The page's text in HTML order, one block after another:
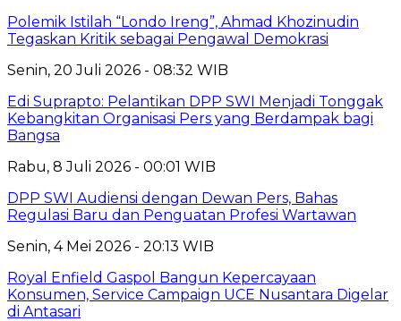
Polemik Istilah “Londo Ireng”, Ahmad Khozinudin
Tegaskan Kritik sebagai Pengawal Demokrasi
Senin, 20 Juli 2026 - 08:32 WIB
Edi Suprapto: Pelantikan DPP SWI Menjadi Tonggak
Kebangkitan Organisasi Pers yang Berdampak bagi
Bangsa
Rabu, 8 Juli 2026 - 00:01 WIB
DPP SWI Audiensi dengan Dewan Pers, Bahas
Regulasi Baru dan Penguatan Profesi Wartawan
Senin, 4 Mei 2026 - 20:13 WIB
Royal Enfield Gaspol Bangun Kepercayaan
Konsumen, Service Campaign UCE Nusantara Digelar
di Antasari